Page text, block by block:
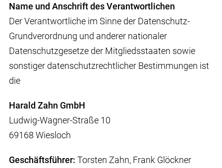
Name und Anschrift des Verantwortlichen
Der Verantwortliche im Sinne der Datenschutz-
Grundverordnung und anderer nationaler
Datenschutzgesetze der Mitgliedsstaaten sowie
sonstiger datenschutzrechtlicher Bestimmungen ist
die
Harald Zahn GmbH
Ludwig-Wagner-Straße 10
69168 Wiesloch
Geschäftsführer: Torsten Zahn, Frank Glöckner